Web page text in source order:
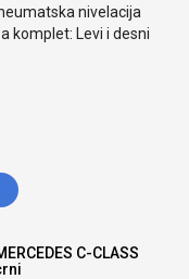
nivelacija
komplet: Levi i desni
C-CLASS